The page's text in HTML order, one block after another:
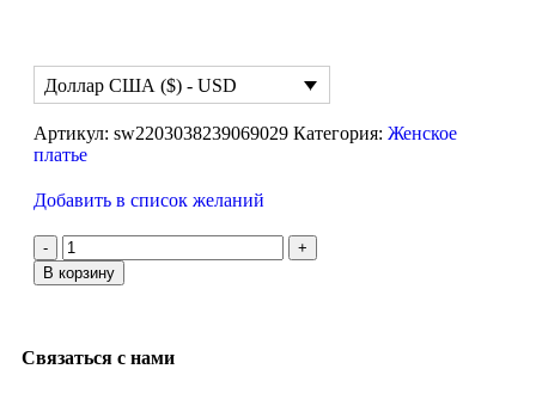
Доллар США ($) - USD
Артикул: sw2203038239069029 Категория: Женское
платье
Добавить в список желаний
В корзину
Связаться с нами